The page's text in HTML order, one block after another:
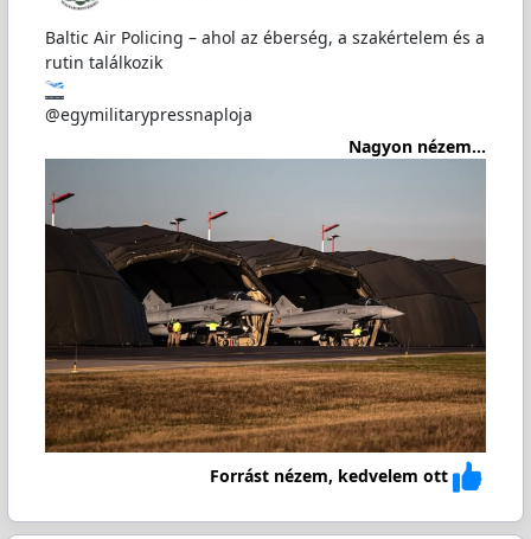
Baltic Air Policing – ahol az éberség, a szakértelem és a
rutin találkozik
@egymilitarypressnaploja
Nagyon nézem...
Forrást nézem, kedvelem ott